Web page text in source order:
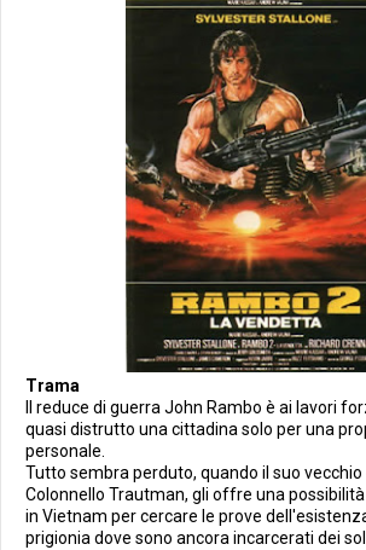
Trama
Il reduce di guerra John Rambo è ai lavori
quasi distrutto una cittadina solo per una
personale.
Tutto sembra perduto, quando il suo vecchio
Colonnello Trautman, gli offre una
in Vietnam per cercare le prove
prigionia dove sono ancora incarcerati dei